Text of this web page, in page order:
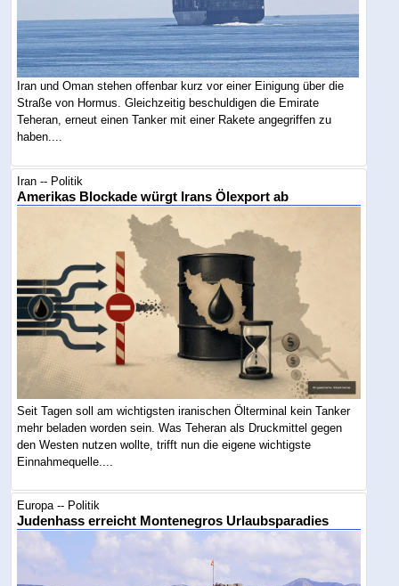
Iran und Oman stehen offenbar kurz vor einer Einigung über die
Straße von Hormus. Gleichzeitig beschuldigen die Emirate
Teheran, erneut einen Tanker mit einer Rakete angegriffen zu
haben....
Iran -- Politik
Amerikas Blockade würgt Irans Ölexport ab
Seit Tagen soll am wichtigsten iranischen Ölterminal kein Tanker
mehr beladen worden sein. Was Teheran als Druckmittel gegen
den Westen nutzen wollte, trifft nun die eigene wichtigste
Einnahmequelle....
Europa -- Politik
Judenhass erreicht Montenegros Urlaubsparadies